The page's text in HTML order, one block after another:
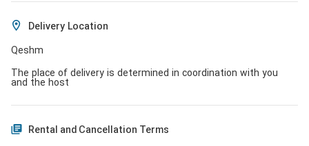
Delivery Location
Qeshm
The place of delivery is determined in coordination with you
and the host
Rental and Cancellation Terms